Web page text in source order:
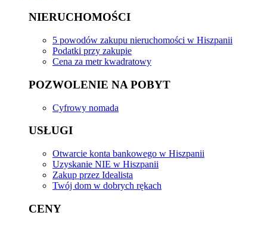
NIERUCHOMOŚCI
5 powodów zakupu nieruchomości w Hiszpanii
Podatki przy zakupie
Cena za metr kwadratowy
POZWOLENIE NA POBYT
Cyfrowy nomada
USŁUGI
Otwarcie konta bankowego w Hiszpanii
Uzyskanie NIE w Hiszpanii
Zakup przez Idealista
Twój dom w dobrych rękach
CENY